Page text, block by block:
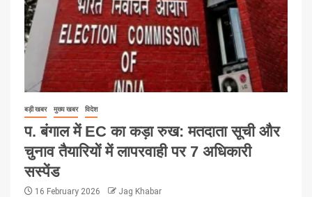
बड़ी खबर मुख्य खबर विदेश
प. बंगाल में EC का कड़ा रुख: मतदाता सूची और
चुनाव तैयारियों में लापरवाही पर 7 अधिकारी
सस्पेंड
16 February 2026 Jag Khabar